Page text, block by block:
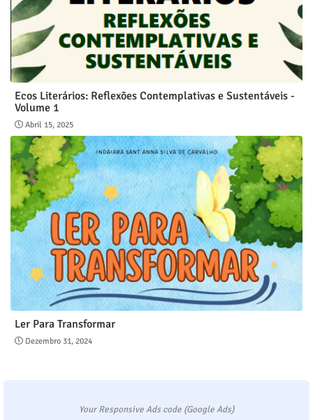
Ecos Literários: Reflexões Contemplativas e Sustentáveis -
Volume 1
Abril 15, 2025
Ler Para Transformar
Dezembro 31, 2024
Your Responsive Ads code (Google Ads)